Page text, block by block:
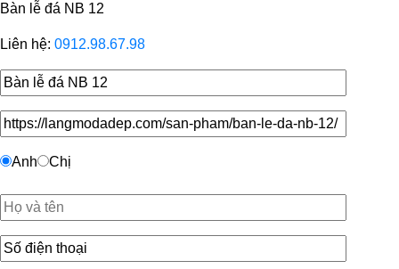
Bàn lễ đá NB 12
Liên hệ: 0912.98.67.98
Anh Chị